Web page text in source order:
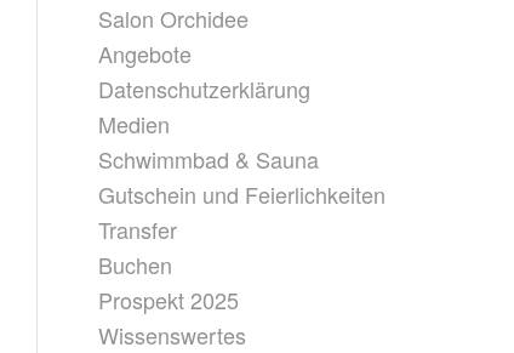
Salon Orchidee
Angebote
Datenschutzerklärung
Medien
Schwimmbad & Sauna
Gutschein und Feierlichkeiten
Transfer
Buchen
Prospekt 2025
Wissenswertes